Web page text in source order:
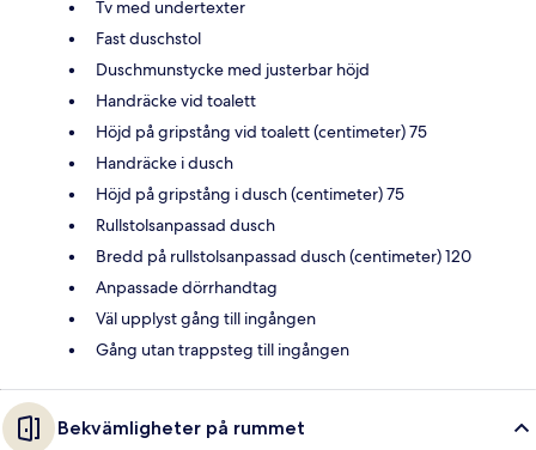
Tv med undertexter
Fast duschstol
Duschmunstycke med justerbar höjd
Handräcke vid toalett
Höjd på gripstång vid toalett (centimeter) 75
Handräcke i dusch
Höjd på gripstång i dusch (centimeter) 75
Rullstolsanpassad dusch
Bredd på rullstolsanpassad dusch (centimeter) 120
Anpassade dörrhandtag
Väl upplyst gång till ingången
Gång utan trappsteg till ingången
Bekvämligheter på rummet